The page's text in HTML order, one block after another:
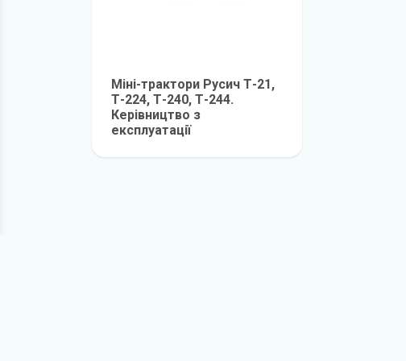
Міні-трактори Русич Т-21,
Т-224, Т-240, Т-244.
Керівництво з
експлуатації